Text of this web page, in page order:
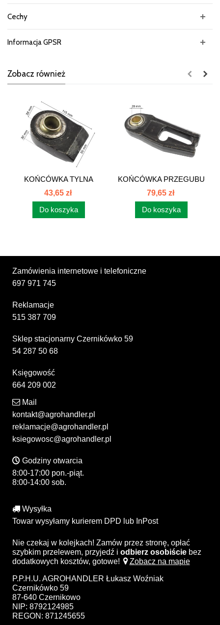
Cechy
Informacja GPSR
Zobacz również
KOŃCÓWKA TYLNA
LEWA /PRAWA C385...
43,65 zł
Do koszyka
KOŃCÓWKA PRZEGUBU
PRAWA FI 28...
79,65 zł
Do koszyka
Zamówienia internetowe i telefoniczne
697 971 745
Reklamacje
515 387 709
Sklep stacjonarny Czernikówko 59
54 287 50 68
Księgowość
664 209 002
Mail
kontakt@agrohandler.pl
reklamacje@agrohandler.pl
ksiegowosc@agrohandler.pl
Godziny otwarcia
8:00-17:00 pon.-piąt.
8:00-14:00 sob.
Wysyłka
Towar wysyłamy kurierem DPD lub InPost
Nie czekaj w kolejkach! Zamów przez stronę, opłać
szybkim przelewem, przyjedź i odbierz osobiście bez
dodatkowych kosztów, gotowe!
Zobacz na mapie
P.P.H.U. AGROHANDLER Łukasz Woźniak
Czernikówko 59
87-640 Czernikowo
NIP: 8792124985
REGON: 871245655